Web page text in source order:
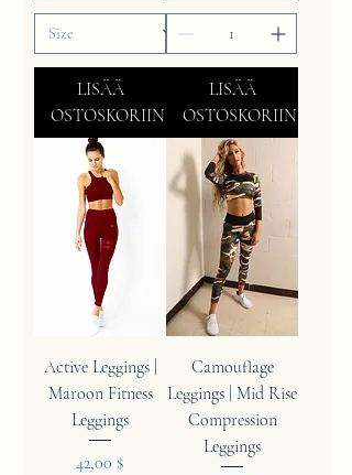
LISÄÄ
OSTOSKORIIN
LISÄÄ
OSTOSKORIIN
Active Leggings |
Maroon Fitness
Leggings
Hinta
42,00 $
Camouflage
Leggings | Mid Rise
Compression
Leggings